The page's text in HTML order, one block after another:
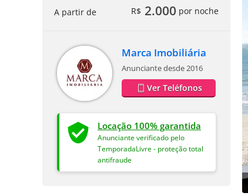
A partir de R$ 2.000 por noche
Marca Imobiliária
Anunciante desde 2016
Ver Teléfonos
Locação 100% garantida
Anunciante verificado pelo
TemporadaLivre - proteção total
antifraude